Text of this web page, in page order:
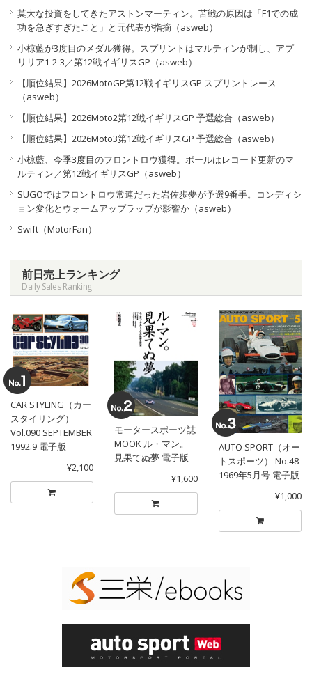
莫大な投資をしてきたアストンマーティン。苦戦の原因は「F1での成
功を急ぎすぎたこと」と元代表が指摘（asweb）
小椋藍が3度目のメダル獲得。スプリントはマルティンが制し、アプ
リリア1-2-3／第12戦イギリスGP（asweb）
【順位結果】2026MotoGP第12戦イギリスGP スプリントレース
（asweb）
【順位結果】2026Moto2第12戦イギリスGP 予選総合（asweb）
【順位結果】2026Moto3第12戦イギリスGP 予選総合（asweb）
小椋藍、今季3度目のフロントロウ獲得。ポールはレコード更新のマ
ルティン／第12戦イギリスGP（asweb）
SUGOではフロントロウ常連だった岩佐歩夢が予選9番手。コンディシ
ョン変化とウォームアップラップが影響か（asweb）
Swift（MotorFan）
前日売上ランキング
Daily Sales Ranking
CAR STYLING（カー
スタイリング）
Vol.090 SEPTEMBER
1992.9 電子版
¥2,100
モータースポーツ誌
MOOK ル・マン。
見果てぬ夢 電子版
¥1,600
AUTO SPORT（オー
トスポーツ） No.48
1969年5月号 電子版
¥1,000